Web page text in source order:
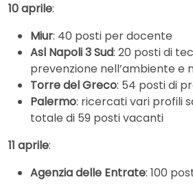
10 aprile:
Miur: 40 posti per docente
Asl Napoli 3 Sud: 20 posti di
prevenzione nell’ambiente e
Torre del Greco: 54 posti di
Palermo: ricercati vari profili
totale di 59 posti vacanti
11 aprile:
Agenzia delle Entrate: 100